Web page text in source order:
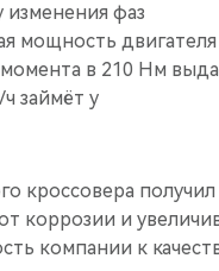
фаз
мощность двигателя
в 210 Нм
займёт у
кроссовера получил
коррозии и
компании к